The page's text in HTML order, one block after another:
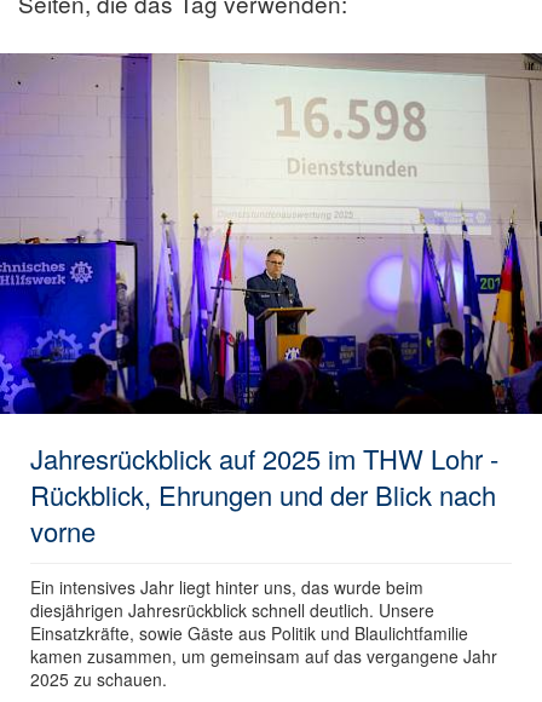
Jahresrückblick auf 2025 im THW Lohr -
Rückblick, Ehrungen und der Blick nach
vorne
Ein intensives Jahr liegt hinter uns, das wurde beim
diesjährigen Jahresrückblick schnell deutlich. Unsere
Einsatzkräfte, sowie Gäste aus Politik und Blaulichtfamilie
kamen zusammen, um gemeinsam auf das vergangene Jahr
2025 zu schauen.